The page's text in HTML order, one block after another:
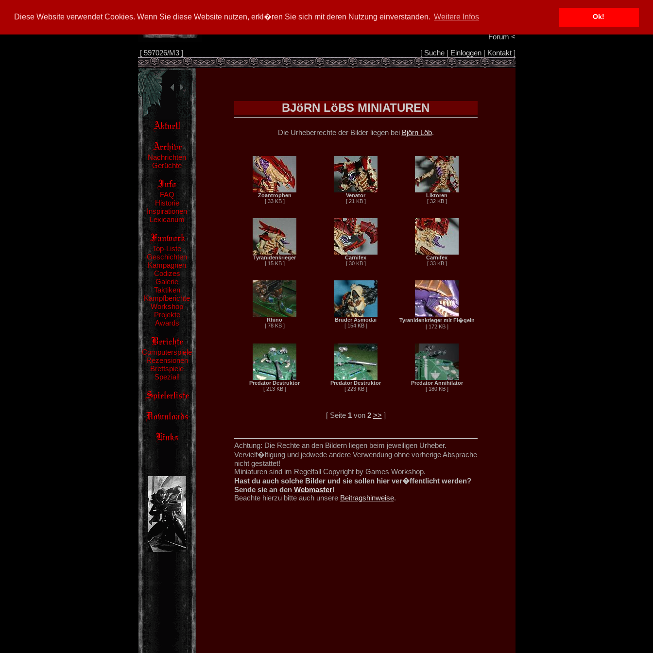
Diese Website verwendet Cookies. Wenn Sie diese Website nutzen, erkl�ren Sie sich mit deren Nutzung einverstanden. Weitere Infos Ok!
Info/Impressum
Forum<
[ 597026/M3] [ Suche| Einloggen| Kontakt]
Nachrichten
Gerüchte
FAQ
Historie
Inspirationen
Lexicanum
Top-Liste
Geschichten
Kampagnen
Codizes
Galerie
Taktiken
Kampfberichte
Workshop
Projekte
Awards
Computerspiele
Rezensionen
Brettspiele
Spezial!
BJöRN LöBS MINIATUREN
Die Urheberrechte der Bilder liegen bei Björn Löb.
Zoantrophen
[ 33 KB ]
Venator
[ 21 KB ]
Liktoren
[ 32 KB ]
Tyranidenkrieger
[ 15 KB ]
Carnifex
[ 30 KB ]
Carnifex
[ 33 KB ]
Rhino
[ 78 KB ]
Bruder Asmodai
[ 154 KB ]
Tyranidenkrieger mit Fl�geln
[ 172 KB ]
Predator Destruktor
[ 213 KB ]
Predator Destruktor
[ 223 KB ]
Predator Annihilator
[ 180 KB ]
[ Seite 1von 2 >> ]
Achtung: Die Rechte an den Bildern liegen beim jeweiligen Urheber.
Vervielf�ltigung und jedwede andere Verwendung ohne vorherige Absprache
nicht gestattet!
Miniaturen sind im Regelfall Copyright by Games Workshop.
Hast du auch solche Bilder und sie sollen hier ver�ffentlicht werden?
Sende sie an den Webmaster!
Beachte hierzu bitte auch unsere Beitragshinweise.